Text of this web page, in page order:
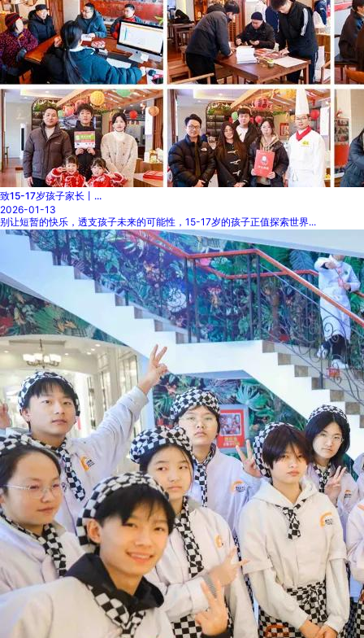
致15-17岁孩子家长丨...
2026-01-13
别让短暂的快乐，透支孩子未来的可能性，15-17岁的孩子正值探索世界...